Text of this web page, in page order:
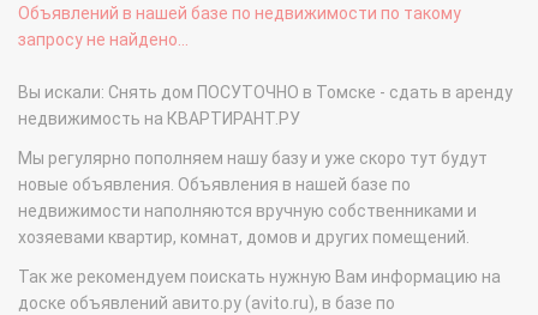
Объявлений в нашей базе по недвижимости по такому
запросу не найдено...
Вы искали: Снять дом ПОСУТОЧНО в Томске - сдать в аренду
недвижимость на КВАРТИРАНТ.РУ
Мы регулярно пополняем нашу базу и уже скоро тут будут
новые объявления. Объявления в нашей базе по
недвижимости наполняются вручную собственниками и
хозяевами квартир, комнат, домов и других помещений.
Так же рекомендуем поискать нужную Вам информацию на
доске объявлений авито.ру (avito.ru), в базе по